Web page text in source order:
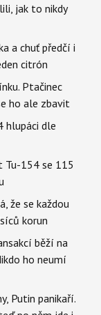
jak to nikdy
a chuť předčí i
citrón
Ptačinec
ho ale zbavit
hlupáci dle
Tu-154 se 115
že se každou
korun
běží na
ho neumí
Putin panikaří.